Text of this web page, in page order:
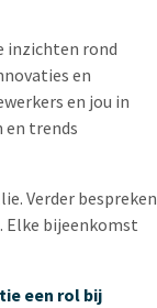
inzichten rond
en
en jou in
en trends
Verder bespreken
Elke bijeenkomst
een rol bij